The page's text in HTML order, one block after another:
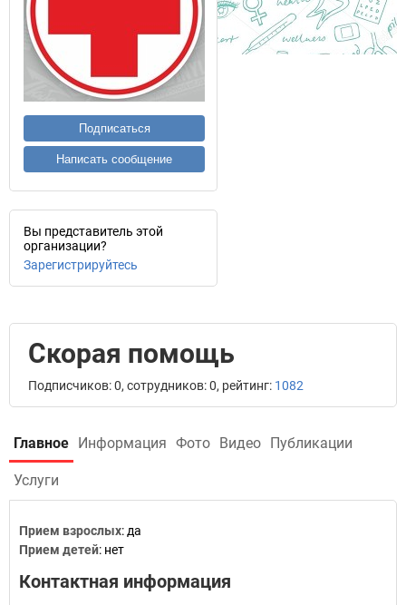
Подписаться
Написать сообщение
Вы представитель этой
организации?
Зарегистрируйтесь
Скорая помощь
Подписчиков: 0, сотрудников: 0, рейтинг: 1082
Главное Информация Фото Видео Публикации
Услуги
Прием взрослых: да
Прием детей: нет
Контактная информация